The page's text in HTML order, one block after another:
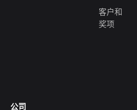
客户和
奖项
公司